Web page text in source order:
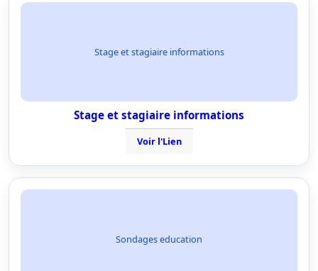
Stage et stagiaire informations
Stage et stagiaire informations
Voir l'Lien
Sondages education